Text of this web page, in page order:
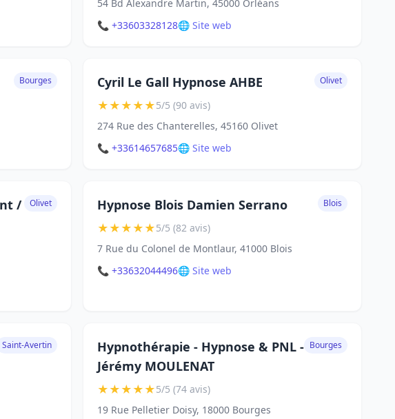
54 Bd Alexandre Martin, 45000 Orléans
📞 +33603328128🌐 Site web
Bourges Cyril Le Gall Hypnose AHBE Olivet
★★★★★5/5 (90 avis)
274 Rue des Chanterelles, 45160 Olivet
📞 +33614657685🌐 Site web
/
Olivet Hypnose Blois Damien Serrano Blois
★★★★★5/5 (82 avis)
7 Rue du Colonel de Montlaur, 41000 Blois
📞 +33632044496🌐 Site web
Saint-Avertin
Hypnothérapie - Hypnose & PNL -
Jérémy MOULENAT
Bourges
★★★★★5/5 (74 avis)
19 Rue Pelletier Doisy, 18000 Bourges